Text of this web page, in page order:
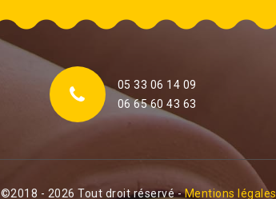
05 33 06 14 09
06 65 60 43 63
©2018 - 2026 Tout droit réservé -Mentions légales